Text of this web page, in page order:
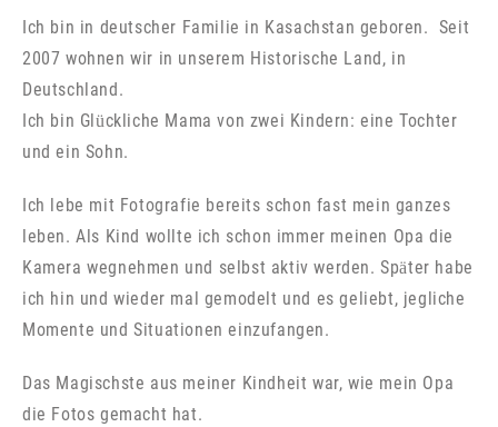
Ich bin in deutscher Familie in Kasachstan geboren. Seit
2007 wohnen wir in unserem Historische Land, in
Deutschland.
Ich bin Glückliche Mama von zwei Kindern: eine Tochter
und ein Sohn.
Ich lebe mit Fotografie bereits schon fast mein ganzes
leben. Als Kind wollte ich schon immer meinen Opa die
Kamera wegnehmen und selbst aktiv werden. Später habe
ich hin und wieder mal gemodelt und es geliebt, jegliche
Momente und Situationen einzufangen.
Das Magischste aus meiner Kindheit war, wie mein Opa
die Fotos gemacht hat.